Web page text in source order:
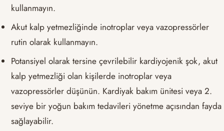
kullanmayın.
Akut kalp yetmezliğinde inotroplar veya vazopressörler
rutin olarak kullanmayın.
Potansiyel olarak tersine çevrilebilir kardiyojenik şok, akut
kalp yetmezliği olan kişilerde inotroplar veya
vazopressörler düşünün. Kardiyak bakım ünitesi veya 2.
seviye bir yoğun bakım tedavileri yönetme açısından fayda
sağlayabilir.